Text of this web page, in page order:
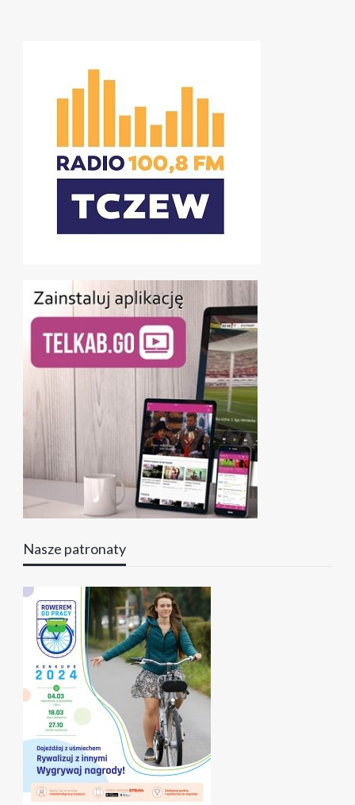
Nasze patronaty